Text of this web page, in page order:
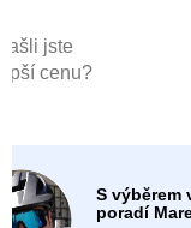
jste
cenu?
S výběrem
poradí